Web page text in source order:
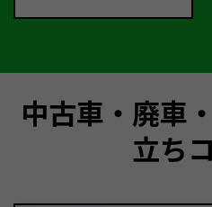
中古車・廃車
立ち